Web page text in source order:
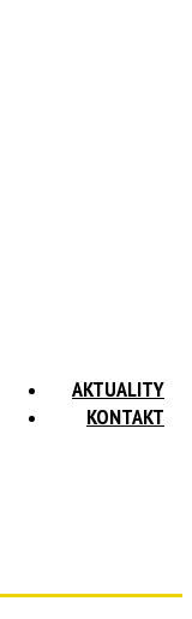
AKTUALITY
KONTAKT